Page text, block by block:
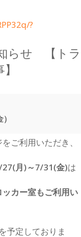
?
らせ 【トラ
ご利用いただき、
月)～7/31(金)は
カー室もご利用い
を予定しておりま